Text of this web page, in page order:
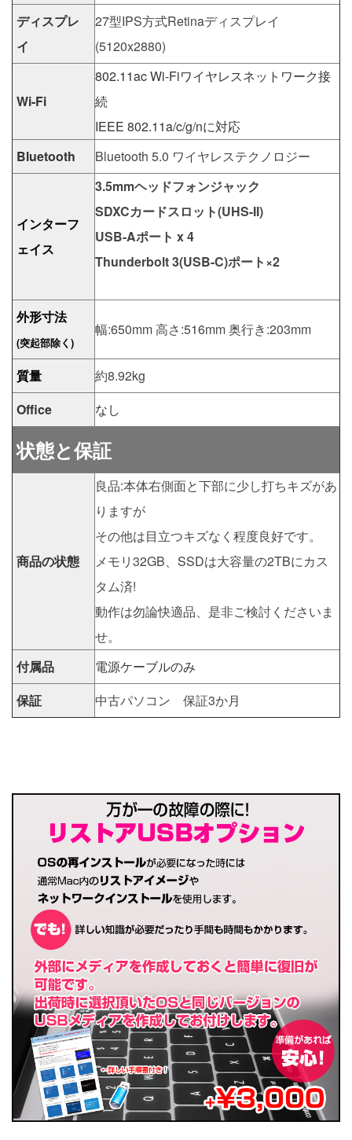
ディスプレ
イ
27型IPS方式Retinaディスプレイ
(5120x2880)
Wi-Fi
802.11ac Wi-Fiワイヤレスネットワーク接
続
IEEE 802.11a/c/g/nに対応
Bluetooth
Bluetooth 5.0 ワイヤレステクノロジー
インターフ
ェイス
3.5mmヘッドフォンジャック
SDXCカードスロット(UHS-II)
USB-Aポート x 4
Thunderbolt 3(USB-C)ポート×2
外形寸法
(突起部除く)
幅:650mm 高さ:516mm 奥行き:203mm
質量
約8.92kg
Office
なし
状態と保証
商品の状態
良品:本体右側面と下部に少し打ちキズがあ
りますが
その他は目立つキズなく程度良好です。
メモリ32GB、SSDは大容量の2TBにカス
タム済!
動作は勿論快適品、是非ご検討くださいま
せ。
付属品
電源ケーブルのみ
保証
中古パソコン 保証3か月